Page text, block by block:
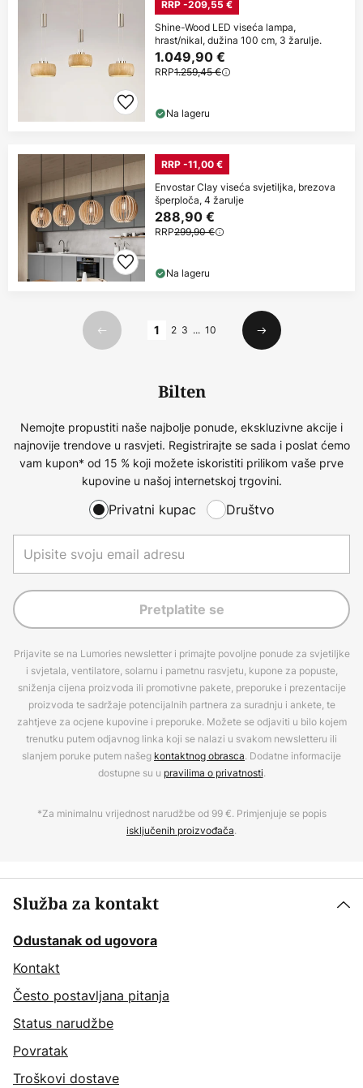
RRP -209,55 €
Shine-Wood LED viseća lampa,
hrast/nikal, dužina 100 cm, 3 žarulje.
1.049,90 €
RRP1.259,45 €
Na lageru
RRP -11,00 €
Envostar Clay viseća svjetiljka, brezova
šperploča, 4 žarulje
288,90 €
RRP299,90 €
Na lageru
Prethodno
1 2 3 ... 10
Sljedeći
Bilten
Nemojte propustiti naše najbolje ponude, ekskluzivne akcije i
najnovije trendove u rasvjeti. Registrirajte se sada i poslat ćemo
vam kupon* od 15 % koji možete iskoristiti prilikom vaše prve
kupovine u našoj internetskoj trgovini.
Privatni kupac Društvo
Pretplatite se
Prijavite se na Lumories newsletter i primajte povoljne ponude za svjetiljke
i svjetala, ventilatore, solarnu i pametnu rasvjetu, kupone za popuste,
sniženja cijena proizvoda ili promotivne pakete, preporuke i prezentacije
proizvoda te sadržaje potencijalnih partnera za suradnju i ankete, te
zahtjeve za ocjene kupovine i preporuke. Možete se odjaviti u bilo kojem
trenutku putem odjavnog linka koji se nalazi u svakom newsletteru ili
slanjem poruke putem našeg kontaktnog obrasca. Dodatne informacije
dostupne su u pravilima o privatnosti.
*Za minimalnu vrijednost narudžbe od 99 €. Primjenjuje se popis
isključenih proizvođača.
Služba za kontakt
Odustanak od ugovora
Kontakt
Često postavljana pitanja
Status narudžbe
Povratak
Troškovi dostave